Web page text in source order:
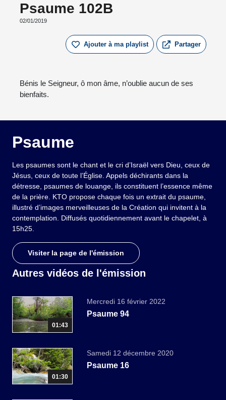
Psaume 102B
02/01/2019
Partager
Ajouter à ma playlist
Bénis le Seigneur, ô mon âme, n’oublie aucun de ses
bienfaits.
Psaume
Les psaumes sont le chant et le cri d’Israël vers Dieu, ceux de
Jésus, ceux de toute l’Église. Appels déchirants dans la
détresse, psaumes de louange, ils constituent l’essence même
de la prière. KTO propose chaque fois un extrait du psaume,
illustré d’images merveilleuses de la Création qui invitent à la
contemplation. Diffusés quotidiennement avant le chapelet, à
15h25.
Visiter la page de l'émission
Autres vidéos de l'émission
01:43
Mercredi 16 février 2022
Psaume 94
01:30
Samedi 12 décembre 2020
Psaume 16